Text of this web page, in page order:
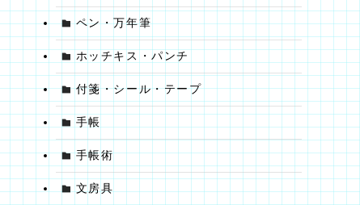
ペン・万年筆
ホッチキス・パンチ
付箋・シール・テープ
手帳
手帳術
文房具